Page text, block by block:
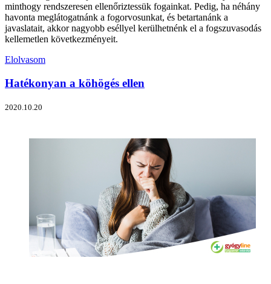
minthogy rendszeresen ellenőriztessük fogainkat. Pedig, ha néhány
havonta meglátogatnánk a fogorvosunkat, és betartanánk a
javaslatait, akkor nagyobb eséllyel kerülhetnénk el a fogszuvasodás
kellemetlen következményeit.
Elolvasom
Hatékonyan a köhögés ellen
2020.10.20